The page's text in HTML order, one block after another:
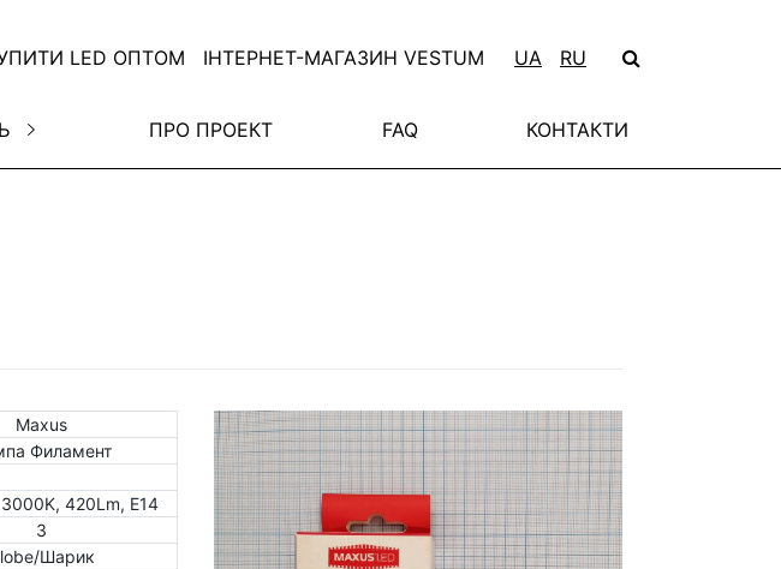
LED ОПТОМ ІНТЕРНЕТ-МАГАЗИН VESTUM UA RU
ПРО ПРОЕКТ FAQ КОНТАКТИ
Maxus
Филамент
420Lm, E14
3
Шарик